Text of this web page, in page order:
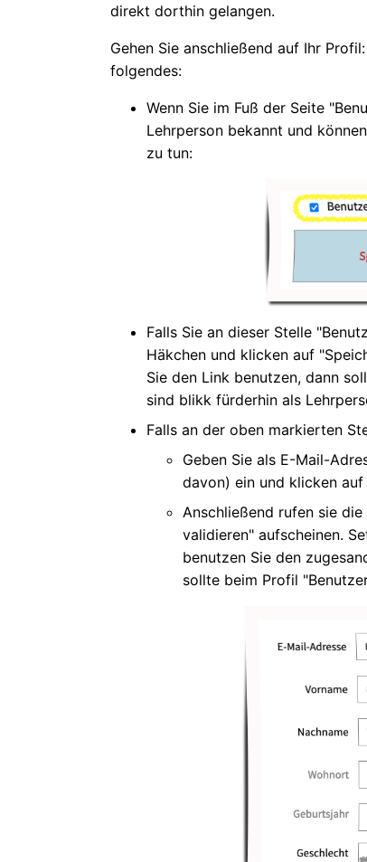
direkt dorthin gelangen.
Gehen Sie anschließend auf Ihr Profil:
folgendes:
Wenn Sie im Fuß der Seite
Lehrperson bekannt und
zu tun:
Falls Sie an dieser Stelle
Häkchen und klicken auf
Sie den Link benutzen, dann
sind blikk fürderhin als
Falls an der oben markierten
Geben Sie als E-Mail-
davon) ein und klicken auf
Anschließend rufen sie die
validieren" aufscheinen.
benutzen Sie den
sollte beim Profil